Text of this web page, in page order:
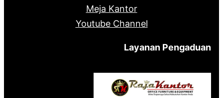
Meja Kantor
Youtube Channel
Layanan Pengaduan